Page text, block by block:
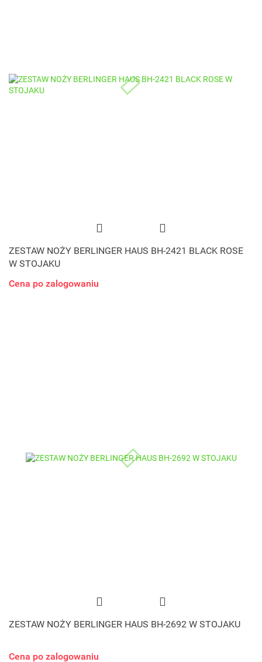
ZESTAW NOŻY BERLINGER HAUS BH-2421 BLACK ROSE
W STOJAKU
Cena po zalogowaniu
ZESTAW NOŻY BERLINGER HAUS BH-2692 W STOJAKU
Cena po zalogowaniu